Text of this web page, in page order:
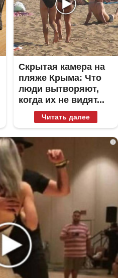
Скрытая камера на
пляже Крыма: Что
люди вытворяют,
когда их не видят...
Читать далее
i